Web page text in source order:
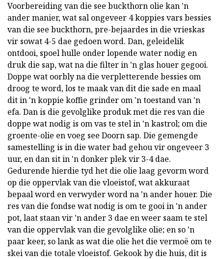
Voorbereiding van die see buckthorn olie kan 'n
ander manier, wat sal ongeveer 4 koppies vars bessies
van die see buckthorn, pre-bejaardes in die vrieskas
vir sowat 4-5 dae gedoen word. Dan, geleidelik
ontdooi, spoel hulle onder lopende water nodig en
druk die sap, wat na die filter in 'n glas houer gegooi.
Doppe wat oorbly na die verpletterende bessies om
droog te word, los te maak van dit die sade en maal
dit in 'n koppie koffie grinder om 'n toestand van 'n
efa. Dan is die gevolglike produk met die res van die
doppe wat nodig is om vas te stel in 'n kastrol; om die
groente-olie en voeg see Doorn sap. Die gemengde
samestelling is in die water bad gehou vir ongeveer 3
uur, en dan sit in 'n donker plek vir 3-4 dae.
Gedurende hierdie tyd het die olie laag gevorm word
op die oppervlak van die vloeistof, wat akkuraat
bepaal word en verwyder word na 'n ander houer. Die
res van die fondse wat nodig is om te gooi in 'n ander
pot, laat staan vir 'n ander 3 dae en weer saam te stel
van die oppervlak van die gevolglike olie; en so 'n
paar keer, so lank as wat die olie het die vermoë om te
skei van die totale vloeistof. Gekook by die huis, dit is